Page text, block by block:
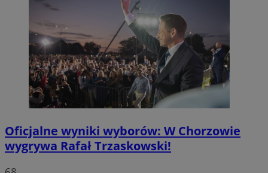
Oficjalne wyniki wyborów: W Chorzowie
wygrywa Rafał Trzaskowski!